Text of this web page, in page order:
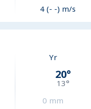
4 (- -) m/s
Yr
20°
13°
0 mm